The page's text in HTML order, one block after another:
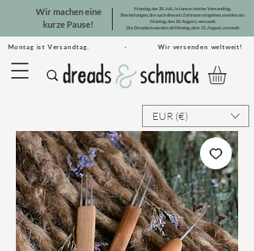
Montag ist Versandtag. · Wir versenden weltweit!
Wir machen eine
kurze Pause!
Montag, der 20. Juli, ist unser letzter Versandtag.
Bestellungen, die nach diesem Zeitraum eingehen, werden am
Montag, den 10. August, versandt.
Die Dreadsets werden ab Montag, dem 31. August, versandt.
EUR (€)